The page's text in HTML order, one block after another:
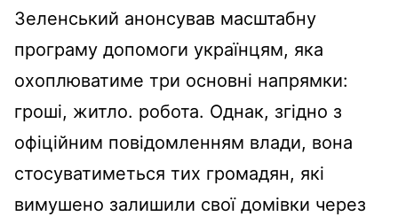
Зеленський анонсував масштабну
програму допомоги українцям, яка
охоплюватиме три основні напрямки:
гроші, житло. робота. Однак, згідно з
офіційним повідомленням влади, вона
стосуватиметься тих громадян, які
вимушено залишили свої домівки через